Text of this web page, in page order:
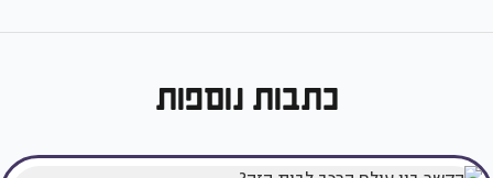
כתבות נוספות